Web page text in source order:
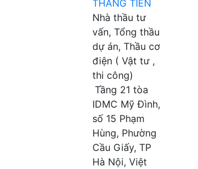
THĂNG TIẾN
Nhà thầu tư
vấn, Tổng thầu
dự án, Thầu cơ
điện ( Vật tư ,
thi công)
Tầng 21 tòa
IDMC Mỹ Đình,
số 15 Phạm
Hùng, Phường
Cầu Giấy, TP
Hà Nội, Việt